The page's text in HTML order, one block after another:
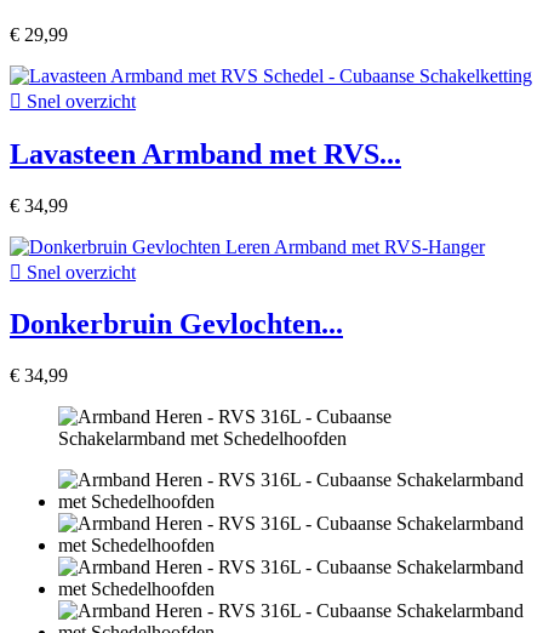
€ 29,99
 Snel overzicht
Lavasteen Armband met RVS...
€ 34,99
 Snel overzicht
Donkerbruin Gevlochten...
€ 34,99